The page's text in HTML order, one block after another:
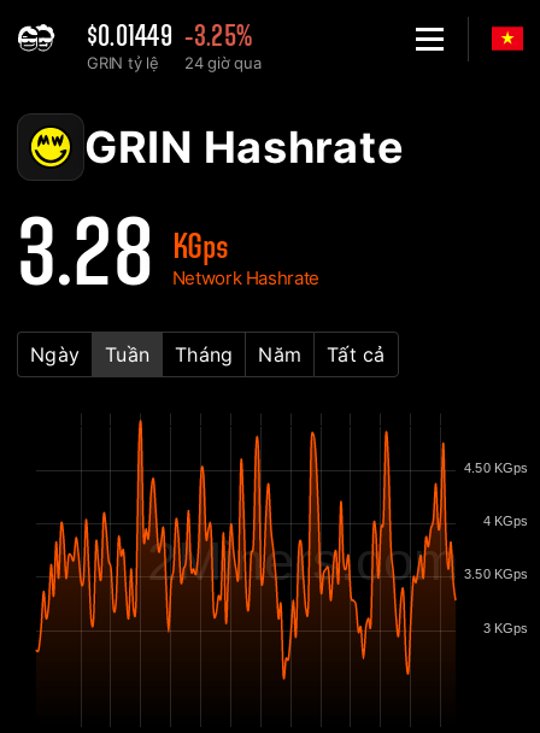
$0.01449
GRIN tỷ lệ
-3.25%
24 giờ qua
GRIN Biểu đồ Hashrate của mạng - 2Miners
GRIN Hashrate
3.28 KGps
Network Hashrate
Ngày Tuần Tháng Năm Tất cả
2Miners.com
3 KGps
3.50 KGps
4 KGps
4.50 KGps